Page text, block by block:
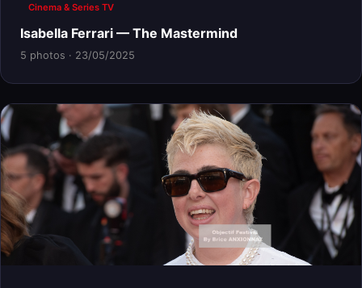
Cinema & Series TV
Isabella Ferrari — The Mastermind
5 photos · 23/05/2025